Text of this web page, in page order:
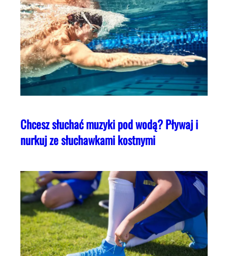
Chcesz słuchać muzyki pod wodą? Pływaj i
nurkuj ze słuchawkami kostnymi